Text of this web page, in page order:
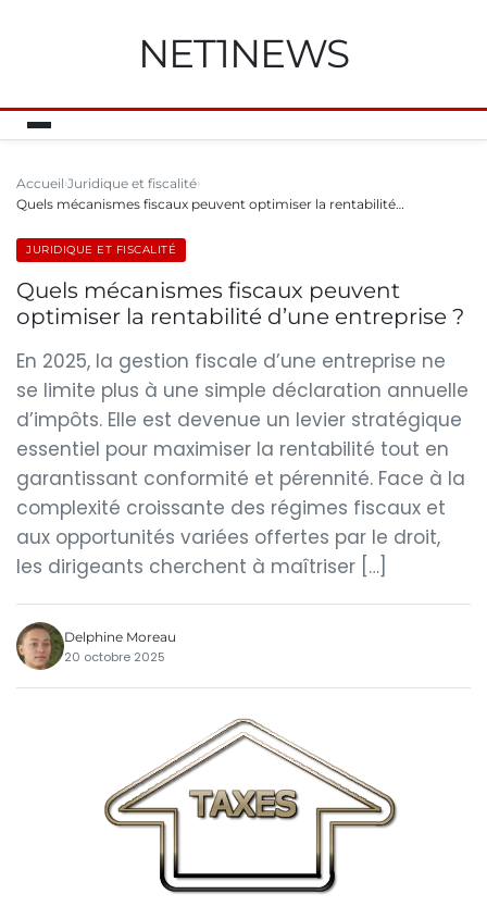
NET1NEWS
Accueil Juridique et fiscalité
Quels mécanismes fiscaux peuvent optimiser la rentabilité…
JURIDIQUE ET FISCALITÉ
Quels mécanismes fiscaux peuvent
optimiser la rentabilité d’une entreprise ?
En 2025, la gestion fiscale d’une entreprise ne
se limite plus à une simple déclaration annuelle
d’impôts. Elle est devenue un levier stratégique
essentiel pour maximiser la rentabilité tout en
garantissant conformité et pérennité. Face à la
complexité croissante des régimes fiscaux et
aux opportunités variées offertes par le droit,
les dirigeants cherchent à maîtriser […]
Delphine Moreau
20 octobre 2025